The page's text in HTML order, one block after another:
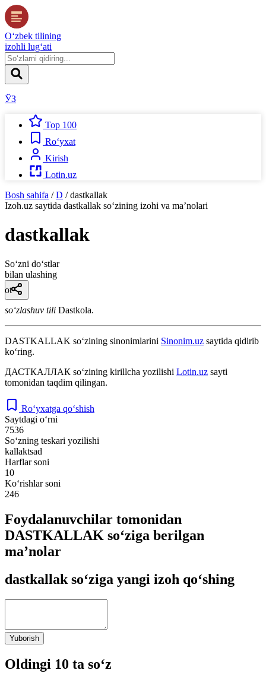
O‘zbek tilining
izohli lug‘ati
ЎЗ
Top 100
Ro‘yxat
Kirish
Lotin.uz
Bosh sahifa / D / dastkallak
Izoh.uz saytida dastkallak so‘zining izohi va ma’nolari
dastkallak
So‘zni do‘stlar
bilan ulashing
ot
so‘zlashuv tili Dastkola.
DASTKALLAK so‘zining sinonimlarini Sinonim.uz saytida qidirib
ko‘ring.
ДАСТКАЛЛАК so‘zining kirillcha yozilishi Lotin.uz sayti
tomonidan taqdim qilingan.
Ro‘yxatga qo‘shish
Saytdagi o‘rni
7536
So‘zning teskari yozilishi
kallaktsad
Harflar soni
10
Ko‘rishlar soni
246
Foydalanuvchilar tomonidan
DASTKALLAK so‘ziga berilgan
ma’nolar
dastkallak so‘ziga yangi izoh qo‘shing
Yuborish
Oldingi 10 ta so‘z